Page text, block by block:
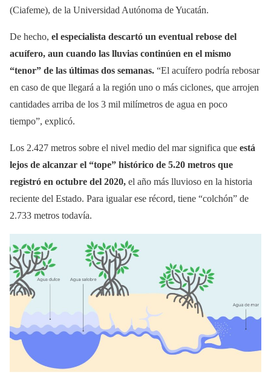
(Ciafeme), de la Universidad Autónoma de Yucatán.
De hecho, el especialista descartó un eventual rebose del
acuífero, aun cuando las lluvias continúen en el mismo
“tenor” de las últimas dos semanas. “El acuífero podría rebosar
en caso de que llegará a la región uno o más ciclones, que arrojen
cantidades arriba de los 3 mil milímetros de agua en poco
tiempo”, explicó.
Los 2.427 metros sobre el nivel medio del mar significa que está
lejos de alcanzar el “tope” histórico de 5.20 metros que
registró en octubre del 2020, el año más lluvioso en la historia
reciente del Estado. Para igualar ese récord, tiene “colchón” de
2.733 metros todavía.